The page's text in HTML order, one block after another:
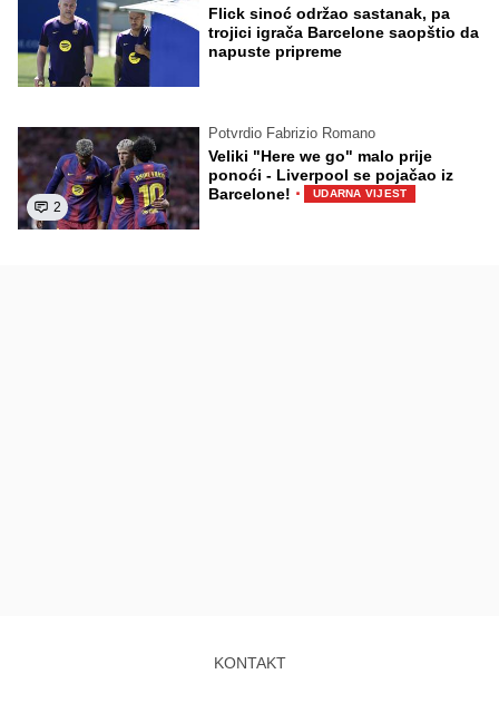
Flick sinoć održao sastanak, pa
trojici igrača Barcelone saopštio da
napuste pripreme
2
Potvrdio Fabrizio Romano
Veliki "Here we go" malo prije
ponoći - Liverpool se pojačao iz
Barcelone! · UDARNA VIJEST
KONTAKT